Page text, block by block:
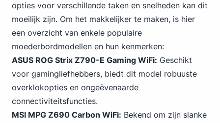
opties voor verschillende taken en snelheden kan dit
moeilijk zijn. Om het makkelijker te maken, is hier
een overzicht van enkele populaire
moederbordmodellen en hun kenmerken:
ASUS ROG Strix Z790-E Gaming WiFi: Geschikt
voor gamingliefhebbers, biedt dit model robuuste
overklokopties en ongeëvenaarde
connectiviteitsfuncties.
MSI MPG Z690 Carbon WiFi: Bekend om zijn slanke